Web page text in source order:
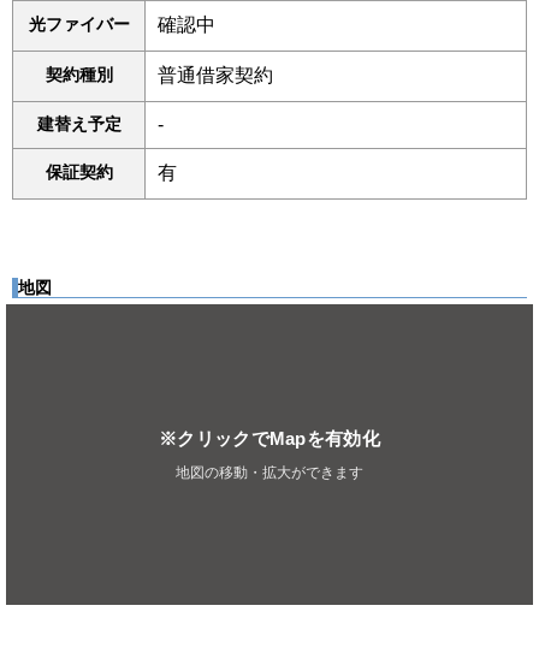
光ファイバー 確認中
契約種別 普通借家契約
建替え予定 -
保証契約 有
地図
※クリックでMapを有効化
地図の移動・拡大ができます